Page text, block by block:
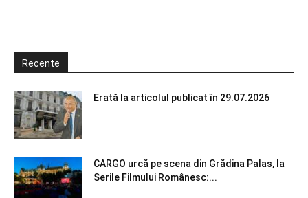
Recente
Erată la articolul publicat în 29.07.2026
CARGO urcă pe scena din Grădina Palas, la
Serile Filmului Românesc:...